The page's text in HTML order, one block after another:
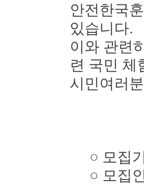
안전한국
있습니다.
이와 관련
련 국민 체
시민여러
○ 모집기
○ 모집